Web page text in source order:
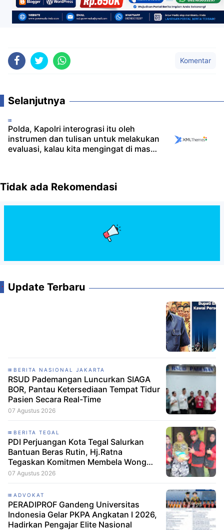
Komentar
Selanjutnya
Polda, Kapolri interograsi itu oleh
instrumen dan tulisan untuk melakukan
evaluasi, kalau kita mengingat di masa
untuk melihat apa yang terjadi
menggunakan teknologi,
Tidak ada Rekomendasi
Update Terbaru
BERITA NASIONAL JAKARTA
RSUD Pademangan Luncurkan SIAGA
BOR, Pantau Ketersediaan Tempat Tidur
Pasien Secara Real-Time
07 Agustus 2026
BERITA TEGAL
PDI Perjuangan Kota Tegal Salurkan
Bantuan Beras Rutin, Hj.Ratna
Tegaskan Komitmen Membela Wong
Cilik
07 Agustus 2026
ADVOKAT
PERADIPROF Gandeng Universitas
Indonesia Gelar PKPA Angkatan I 2026,
Hadirkan Pengajar Elite Nasional